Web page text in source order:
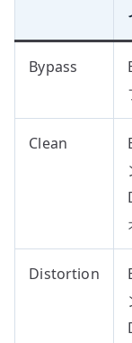
Bypass
Clean
Distortion